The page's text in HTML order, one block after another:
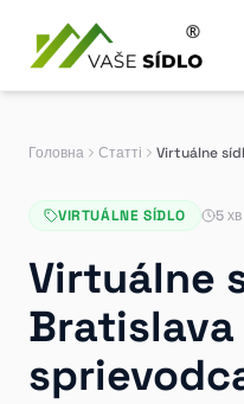
Головна Статті Virtuálne
VIRTUÁLNE SÍDLO 5
Virtuálne